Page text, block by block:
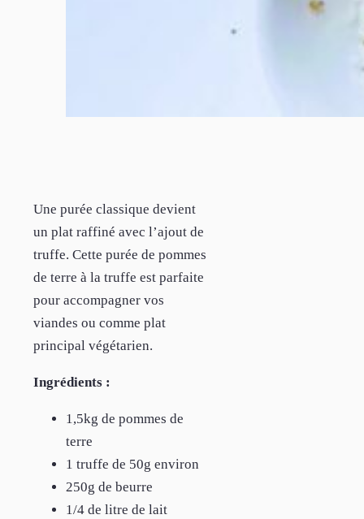
Une purée classique devient
un plat raffiné avec l’ajout de
truffe. Cette purée de pommes
de terre à la truffe est parfaite
pour accompagner vos
viandes ou comme plat
principal végétarien.
Ingrédients :
1,5kg de pommes de
terre
1 truffe de 50g environ
250g de beurre
1/4 de litre de lait